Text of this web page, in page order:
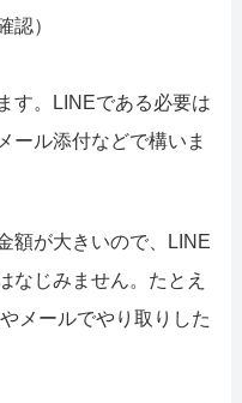
認）
す。LINEである必要は
ール添付などで構いま
額が大きいので、LINE
なじみません。たとえ
メールでやり取りした